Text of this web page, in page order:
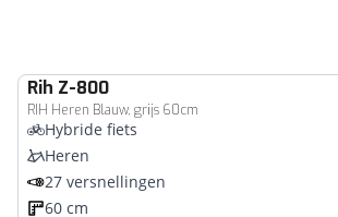
Rih Z-800
RIH Heren Blauw, grijs 60cm
Hybride fiets
Heren
27 versnellingen
60 cm